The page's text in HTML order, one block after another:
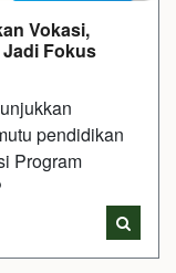
Vokasi,
Fokus
pendidikan
Program